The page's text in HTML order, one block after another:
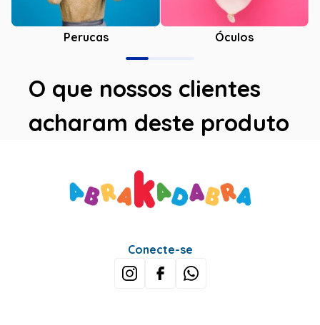
Perucas Óculos
O que nossos clientes
acharam deste produto
Avaliações
Este produto ainda não tem avaliações
SEJA O PRIMEIRO A AVALIAR